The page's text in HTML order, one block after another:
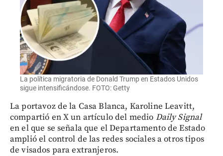
La política migratoria de Donald Trump en Estados Unidos
sigue intensificándose. FOTO: Getty
La portavoz de la Casa Blanca, Karoline Leavitt,
compartió en X un artículo del medio Daily Signal
en el que se señala que el Departamento de Estado
amplió el control de las redes sociales a otros tipos
de visados para extranjeros.